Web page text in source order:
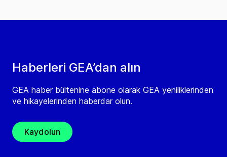
Haberleri GEA’dan alın
GEA haber bültenine abone olarak GEA yeniliklerinden
ve hikayelerinden haberdar olun.
Kaydolun